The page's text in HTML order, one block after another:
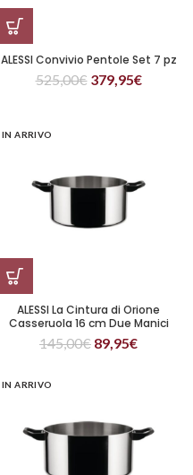
ALESSI Convivio Pentole Set 7 pz
525,00€ 379,95€
IN ARRIVO
ALESSI La Cintura di Orione
Casseruola 16 cm Due Manici
145,00€ 89,95€
IN ARRIVO